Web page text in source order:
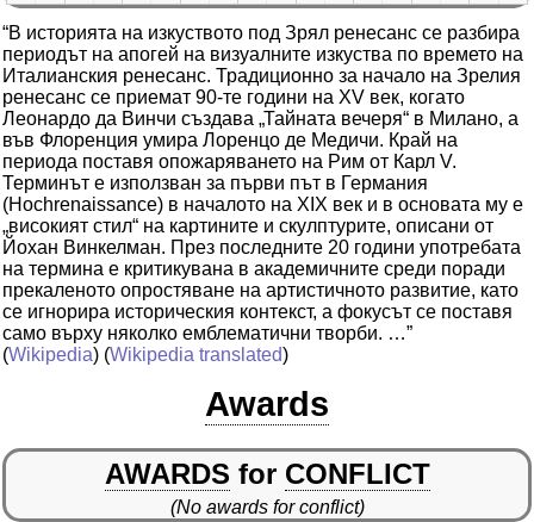
“В историята на изкуството под Зрял ренесанс се разбира
периодът на апогей на визуалните изкуства по времето на
Италианския ренесанс. Традиционно за начало на Зрелия
ренесанс се приемат 90-те години на XV век, когато
Леонардо да Винчи създава „Тайната вечеря“ в Милано, а
във Флоренция умира Лоренцо де Медичи. Край на
периода поставя опожаряването на Рим от Карл V.
Терминът е използван за първи път в Германия
(Hochrenaissance) в началото на XIX век и в основата му е
„високият стил“ на картините и скулптурите, описани от
Йохан Винкелман. През последните 20 години употребата
на термина е критикувана в академичните среди поради
прекаленото опростяване на артистичното развитие, като
се игнорира историческия контекст, а фокусът се поставя
само върху няколко емблематични творби. …”
(Wikipedia) (Wikipedia translated)
Awards
AWARDS for CONFLICT
(No awards for conflict)